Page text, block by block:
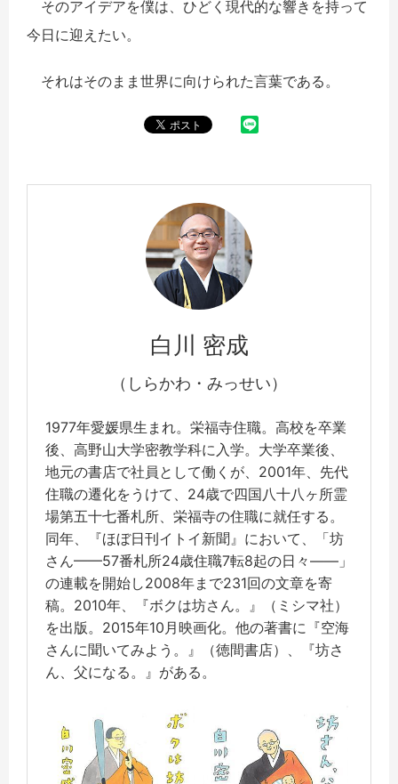
そのアイデアを僕は、ひどく現代的な響きを持って
今日に迎えたい。
それはそのまま世界に向けられた言葉である。
白川 密成
（しらかわ・みっせい）
1977年愛媛県生まれ。栄福寺住職。高校を卒業
後、高野山大学密教学科に入学。大学卒業後、
地元の書店で社員として働くが、2001年、先代
住職の遷化をうけて、24歳で四国八十八ヶ所霊
場第五十七番札所、栄福寺の住職に就任する。
同年、『ほぼ日刊イトイ新聞』において、「坊
さん——57番札所24歳住職7転8起の日々——」
の連載を開始し2008年まで231回の文章を寄
稿。2010年、『ボクは坊さん。』（ミシマ社）
を出版。2015年10月映画化。他の著書に『空海
さんに聞いてみよう。』（徳間書店）、『坊さ
ん、父になる。』がある。